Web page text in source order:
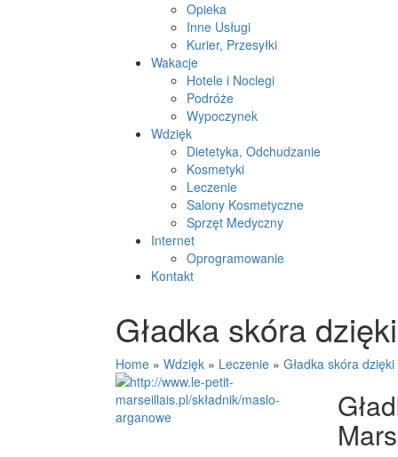
Opieka
Inne Usługi
Kurier, Przesyłki
Wakacje
Hotele i Noclegi
Podróże
Wypoczynek
Wdzięk
Dietetyka, Odchudzanie
Kosmetyki
Leczenie
Salony Kosmetyczne
Sprzęt Medyczny
Internet
Oprogramowanie
Kontakt
Gładka skóra
Home » Wdzięk » Leczenie » Gładka skóra